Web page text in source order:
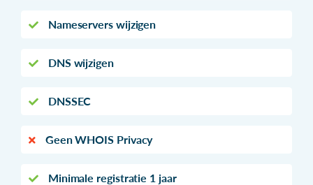
Nameservers wijzigen
DNS wijzigen
DNSSEC
Geen WHOIS Privacy
Minimale registratie 1 jaar